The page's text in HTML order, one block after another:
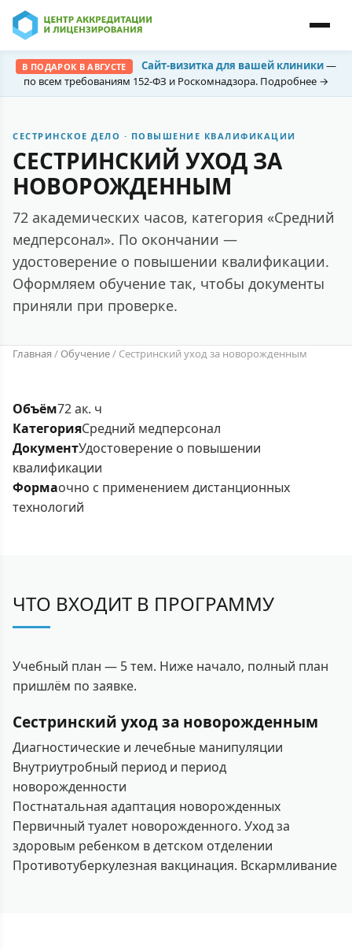
В ПОДАРОК В АВГУСТЕ Сайт-визитка для вашей клиники—
по всем требованиям 152-ФЗ и Роскомнадзора. Подробнее →
СЕСТРИНСКОЕ ДЕЛО · ПОВЫШЕНИЕ КВАЛИФИКАЦИИ
СЕСТРИНСКИЙ УХОД ЗА
НОВОРОЖДЕННЫМ
72 академических часов, категория «Средний
медперсонал». По окончании —
удостоверение о повышении квалификации.
Оформляем обучение так, чтобы документы
приняли при проверке.
Главная / Обучение/ Сестринский уход за новорожденным
Объём72 ак. ч
КатегорияСредний медперсонал
ДокументУдостоверение о повышении
квалификации
Формаочно с применением дистанционных
технологий
ЧТО ВХОДИТ В ПРОГРАММУ
Учебный план — 5 тем. Ниже начало, полный план
пришлём по заявке.
Сестринский уход за новорожденным
Диагностические и лечебные манипуляции
Внутриутробный период и период
новорожденности
Постнатальная адаптация новорожденных
Первичный туалет новорожденного. Уход за
здоровым ребенком в детском отделении
Противотуберкулезная вакцинация. Вскармливание